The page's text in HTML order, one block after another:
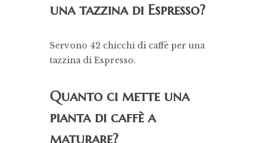
una tazzina di Espresso?
Servono 42 chicchi di caffè per una
tazzina di Espresso.
Quanto ci mette una
pianta di caffè a
maturare?